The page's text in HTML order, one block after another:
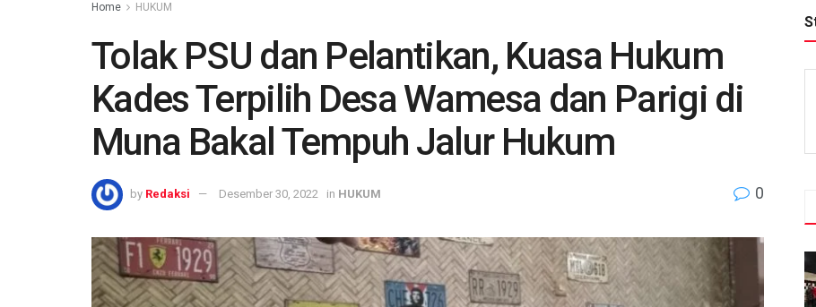
Home HUKUM
Tolak PSU dan Pelantikan, Kuasa Hukum
Kades Terpilih Desa Wamesa dan Parigi di
Muna Bakal Tempuh Jalur Hukum
by Redaksi Desember 30, 2022 in HUKUM 0